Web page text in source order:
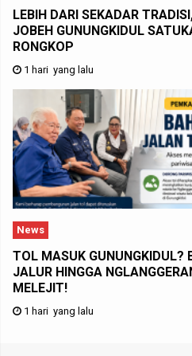
LEBIH DARI SEKADAR
JOBEH GUNUNGKIDUL
RONGKOP
1 hari yang lalu
News
TOL MASUK GUNUNGKIDUL?
JALUR HINGGA
MELEJIT!
1 hari yang lalu